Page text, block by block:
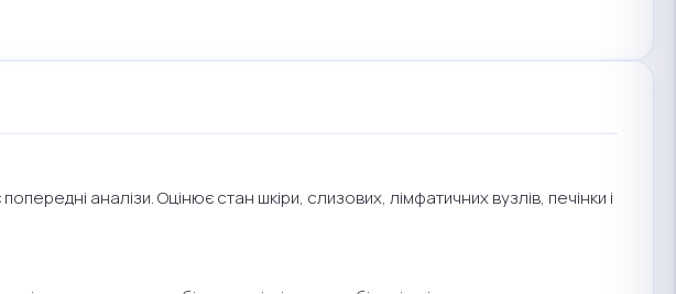
аналізи. Оцінює стан шкіри, слизових, лімфатичних вузлів, печінки і